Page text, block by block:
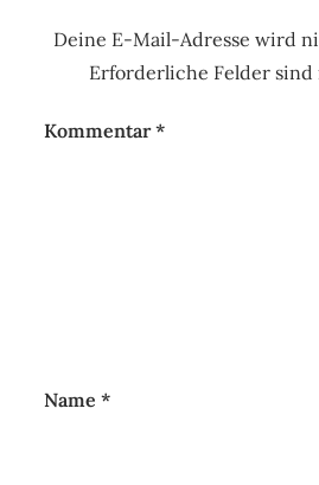
Deine E-Mail-Adresse wird
Erforderliche Felder sind
Kommentar*
Name*